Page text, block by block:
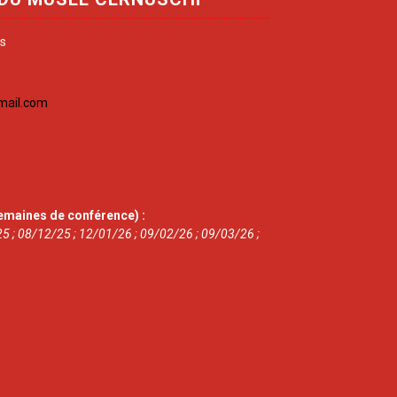
de conférence) :
; 08/12/25 ; 12/01/26 ; 09/02/26 ; 09/03/26 ;